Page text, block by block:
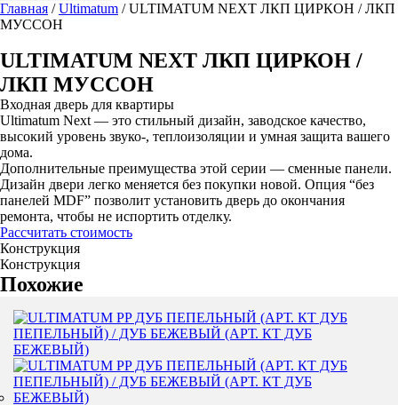
Главная /Ultimatum / ULTIMATUM NEXT ЛКП ЦИРКОН / ЛКП
МУССОН
ULTIMATUM NEXT ЛКП ЦИРКОН /
ЛКП МУССОН
Входная дверь для квартиры
Ultimatum Next — это стильный дизайн, заводское качество,
высокий уровень звуко-, теплоизоляции и умная защита вашего
дома.
Дополнительные преимущества этой серии — сменные панели.
Дизайн двери легко меняется без покупки новой. Опция “без
панелей MDF” позволит установить дверь до окончания
ремонта, чтобы не испортить отделку.
Рассчитать стоимость
Конструкция
Конструкция
Похожие